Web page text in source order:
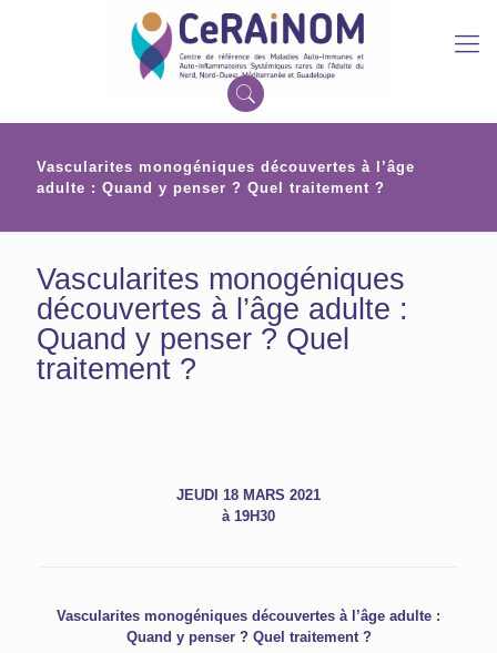
Vascularites monogéniques découvertes à l’âge
adulte : Quand y penser ? Quel traitement ?
Vascularites monogéniques
découvertes à l’âge adulte :
Quand y penser ? Quel
traitement ?
JEUDI 18 MARS 2021
à 19H30
Vascularites monogéniques découvertes à l’âge adulte :
Quand y penser ? Quel traitement ?